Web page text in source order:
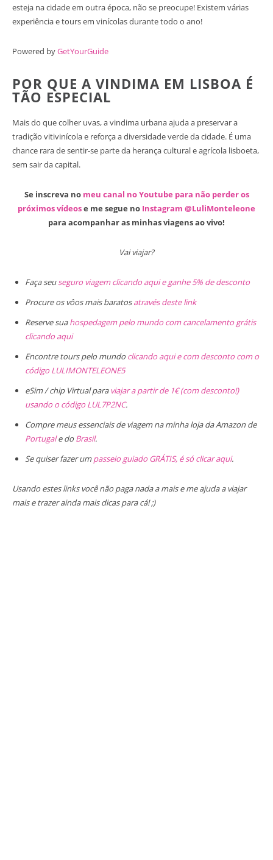
esteja na cidade em outra época, não se preocupe! Existem várias
experiência e tours em vinícolas durante todo o ano!
Powered byGetYourGuide
POR QUE A VINDIMA EM LISBOA É
TÃO ESPECIAL
Mais do que colher uvas, a vindima urbana ajuda a preservar a
tradição vitivinícola e reforça a diversidade verde da cidade. É uma
chance rara de sentir-se parte da herança cultural e agrícola lisboeta,
sem sair da capital.
Se inscreva no meu canal no Youtube para não perder os
próximos vídeose me segue no Instagram @LuliMonteleone
para acompanhar as minhas viagens ao vivo!
Vai viajar?
Faça seuseguro viagem clicando aqui e ganhe 5% de desconto
Procure os vôos mais baratosatravés deste link
Reserve suahospedagem pelo mundo com cancelamento grátis
clicando aqui
Encontre tours pelo mundo clicando aqui e com desconto com o
código LULIMONTELEONE5
eSim / chip Virtual paraviajar a partir de 1€ (com desconto!)
usando o código LUL7P2NC.
Compre meus essenciais de viagem na minha loja da Amazon de
Portugale do Brasil.
Se quiser fazer umpasseio guiado GRÁTIS, é só clicar aqui.
Usando estes links você não paga nada a mais e me ajuda a viajar
mais e trazer ainda mais dicas para cá! ;)